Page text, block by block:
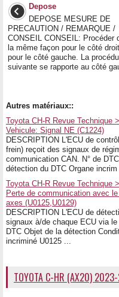
Depose
DEPOSE MESURE DE
PRECAUTION / REMARQUE /
CONSEIL CONSEIL: Procéder
la même façon pour le côté
pour le côté gauche. La
suivante se rapporte au côté
Autres matériaux::
Toyota CH-R Revue Technique
Vehicule: Signal NE (C1224)
DESCRIPTION L'ECU de
frein) reçoit des signaux de
communication CAN. N° de
détection du DTC Organe incrim
Toyota CH-R Revue Technique
Perte de communication avec
axes (U0125,U0129)
DESCRIPTION L'ECU de
signaux à/de chaque ECU via
DTC Objet de la détection
incriminé U0125 ...
TOYOTA C-HR (AX20)